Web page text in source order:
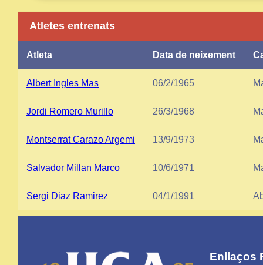
Atletes entrenats
Atleta Data de neixement
Albert Ingles Mas 06/2/1965
Jordi Romero Murillo 26/3/1968
Montserrat Carazo Argemi 13/9/1973
Salvador Millan Marco 10/6/1971
Sergi Diaz Ramirez 04/1/1991
Enllaços